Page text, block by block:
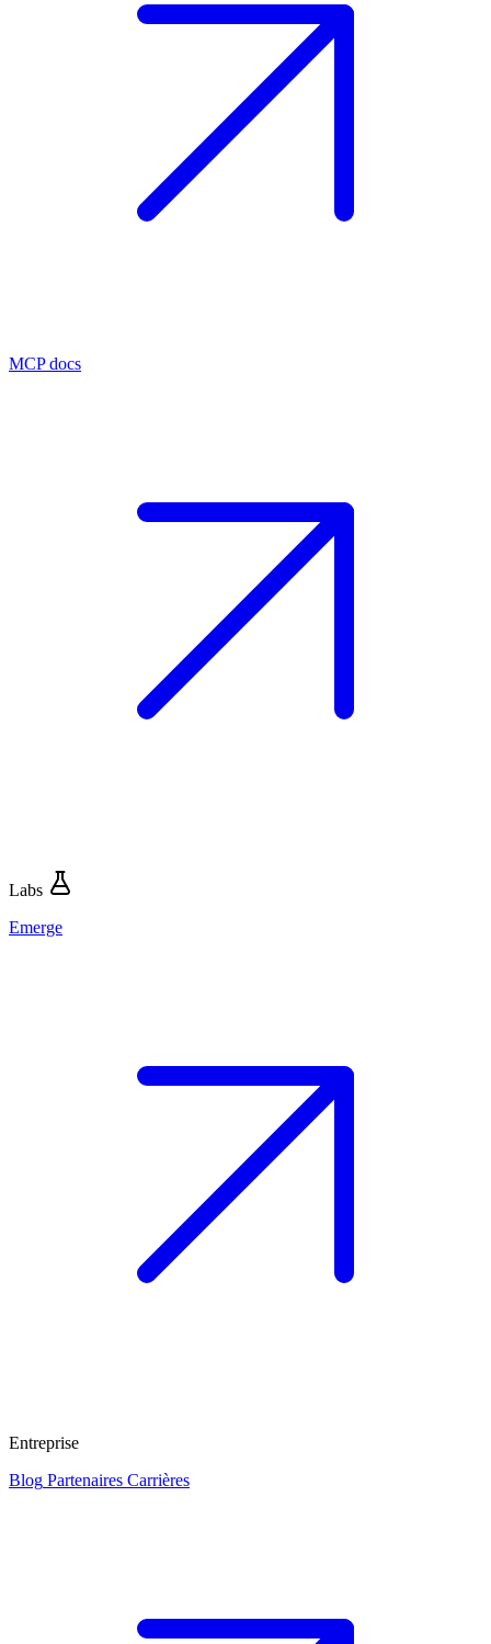
MCP docs
Labs
Emerge
Entreprise
Blog Partenaires Carrières